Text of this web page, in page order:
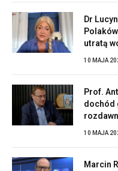
Dr
utratą
10 MAJA
Prof.
dochód
10 MAJA
Marcin